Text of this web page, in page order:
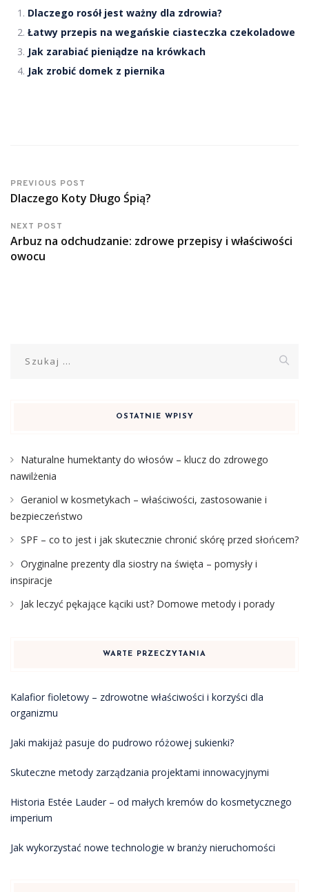
Dlaczego rosół jest ważny dla zdrowia?
Łatwy przepis na wegańskie ciasteczka czekoladowe
Jak zarabiać pieniądze na krówkach
Jak zrobić domek z piernika
PREVIOUS POST
Dlaczego Koty Długo Śpią?
NEXT POST
Arbuz na odchudzanie: zdrowe przepisy i właściwości
owocu
OSTATNIE WPISY
Naturalne humektanty do włosów – klucz do zdrowego
nawilżenia
Geraniol w kosmetykach – właściwości, zastosowanie i
bezpieczeństwo
SPF – co to jest i jak skutecznie chronić skórę przed słońcem?
Oryginalne prezenty dla siostry na święta – pomysły i
inspiracje
Jak leczyć pękające kąciki ust? Domowe metody i porady
WARTE PRZECZYTANIA
Kalafior fioletowy – zdrowotne właściwości i korzyści dla
organizmu
Jaki makijaż pasuje do pudrowo różowej sukienki?
Skuteczne metody zarządzania projektami innowacyjnymi
Historia Estée Lauder – od małych kremów do kosmetycznego
imperium
Jak wykorzystać nowe technologie w branży nieruchomości